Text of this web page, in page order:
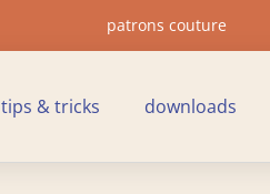
patrons couture
tips & tricks downloads